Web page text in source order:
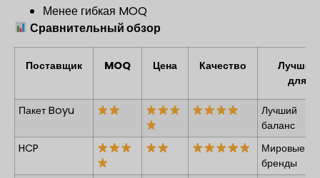
Менее гибкая MOQ
Сравнительный обзор
Поставщик MOQ Цена Качество
Лучшее
для
Пакет Boyu
Лучший
баланс
HCP
Мировые
бренды